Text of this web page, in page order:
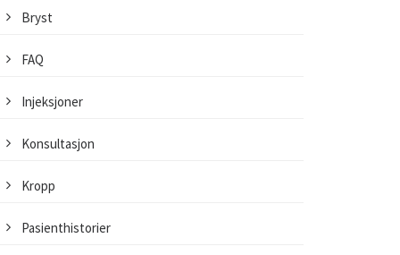
Bryst
FAQ
Injeksjoner
Konsultasjon
Kropp
Pasienthistorier